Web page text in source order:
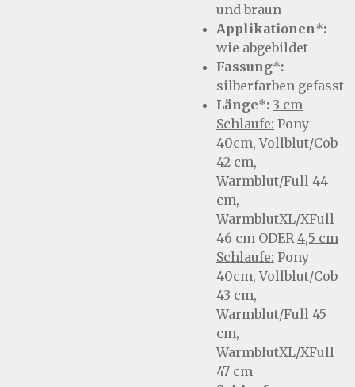
und braun
Applikationen*:
wie abgebildet
Fassung*:
silberfarben gefasst
Länge*: 3 cm
Schlaufe: Pony
40cm, Vollblut/Cob
42 cm,
Warmblut/Full 44
cm,
WarmblutXL/XFull
46 cm ODER4,5 cm
Schlaufe: Pony
40cm, Vollblut/Cob
43 cm,
Warmblut/Full 45
cm,
WarmblutXL/XFull
47 cm